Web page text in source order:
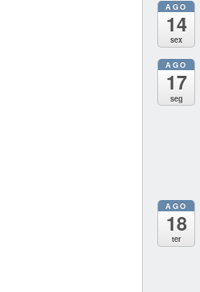
AGO
14
sex
AGO
17
seg
AGO
18
ter